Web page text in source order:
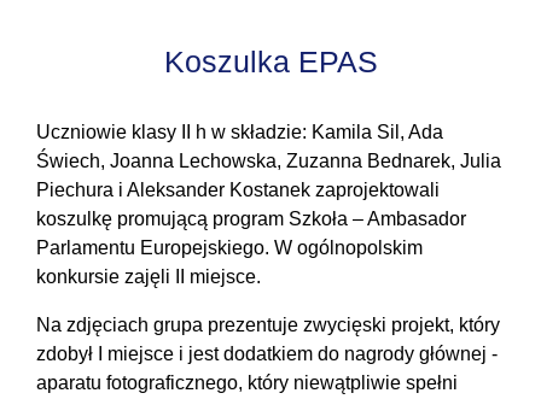
Koszulka EPAS
Uczniowie klasy II h w składzie: Kamila Sil, Ada
Świech, Joanna Lechowska, Zuzanna Bednarek, Julia
Piechura i Aleksander Kostanek zaprojektowali
koszulkę promującą program Szkoła – Ambasador
Parlamentu Europejskiego. W ogólnopolskim
konkursie zajęli II miejsce.
Na zdjęciach grupa prezentuje zwycięski projekt, który
zdobył I miejsce i jest dodatkiem do nagrody głównej -
aparatu fotograficznego, który niewątpliwie spełni